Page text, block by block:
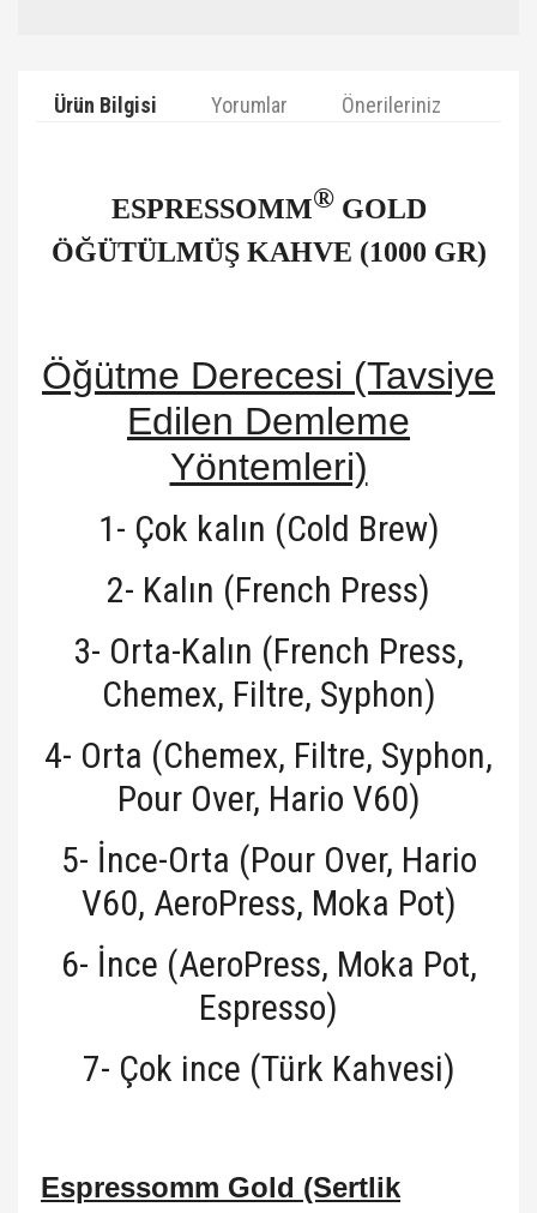
Ürün Bilgisi Yorumlar Önerileriniz
ESPRESSOMM®GOLD
ÖĞÜTÜLMÜŞ KAHVE (1000 GR)
Öğütme Derecesi (Tavsiye
Edilen Demleme
Yöntemleri)
1- Çok kalın (Cold Brew)
2- Kalın (French Press)
3- Orta-Kalın (French Press,
Chemex, Filtre, Syphon)
4- Orta (Chemex, Filtre, Syphon,
Pour Over, Hario V60)
5- İnce-Orta (Pour Over, Hario
V60, AeroPress, Moka Pot)
6- İnce (AeroPress, Moka Pot,
Espresso)
7- Çok ince (Türk Kahvesi)
Espressomm Gold (Sertlik